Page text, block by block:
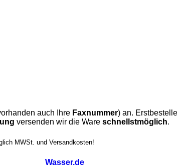
auch Ihre Faxnummer) an.
versenden wir die Ware schnellstmöglich.
MWSt. und Versandkosten!
Wasser.de